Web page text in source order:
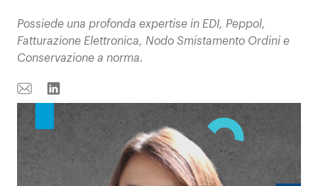
Possiede una profonda expertise in EDI, Peppol,
Fatturazione Elettronica, Nodo Smistamento Ordini e
Conservazione a norma.
EmailLinkedin